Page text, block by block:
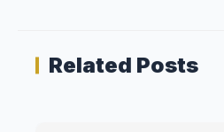
Related Posts